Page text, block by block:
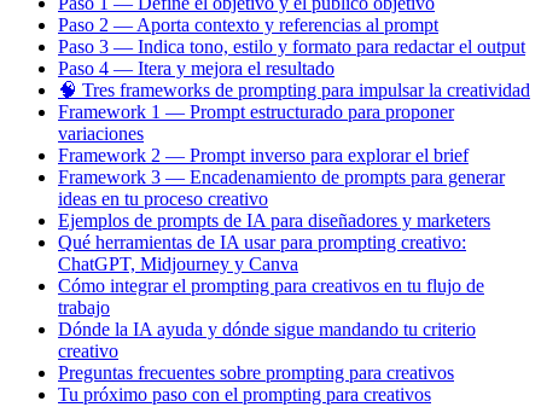
Paso 2 — Aporta contexto y referencias al prompt
Paso 3 — Indica tono, estilo y formato para redactar el output
Paso 4 — Itera y mejora el resultado
🧠 Tres frameworks de prompting para impulsar la creatividad
Framework 1 — Prompt estructurado para proponer
variaciones
Framework 2 — Prompt inverso para explorar el brief
Framework 3 — Encadenamiento de prompts para generar
ideas en tu proceso creativo
Ejemplos de prompts de IA para diseñadores y marketers
Qué herramientas de IA usar para prompting creativo:
ChatGPT, Midjourney y Canva
Cómo integrar el prompting para creativos en tu flujo de
trabajo
Dónde la IA ayuda y dónde sigue mandando tu criterio
creativo
Preguntas frecuentes sobre prompting para creativos
Tu próximo paso con el prompting para creativos